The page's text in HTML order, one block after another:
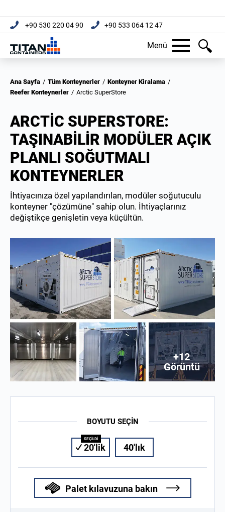
+90 530 220 04 90 +90 533 064 12 47
Menü
Ana Sayfa / Tüm Konteynerler / Konteyner Kiralama /
Reefer Konteynerler / Arctic SuperStore
ARCTIC SUPERSTORE:
TAŞINABILIR MODÜLER AÇIK
PLANLI SOĞUTMALI
KONTEYNERLER
İhtiyacınıza özel yapılandırılan, modüler soğutuculu
konteyner "çözümüne" sahip olun. İhtiyaçlarınız
değiştikçe genişletin veya küçültün.
+12
Görüntü
BOYUTU SEÇIN
20'lik 40'lık
Palet kılavuzuna bakın